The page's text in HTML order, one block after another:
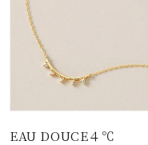
EAU DOUCE４℃